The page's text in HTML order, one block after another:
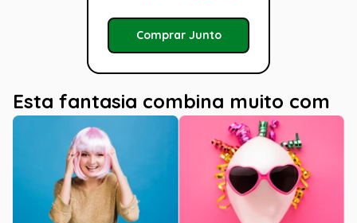
Comprar Junto
Esta fantasia combina muito com